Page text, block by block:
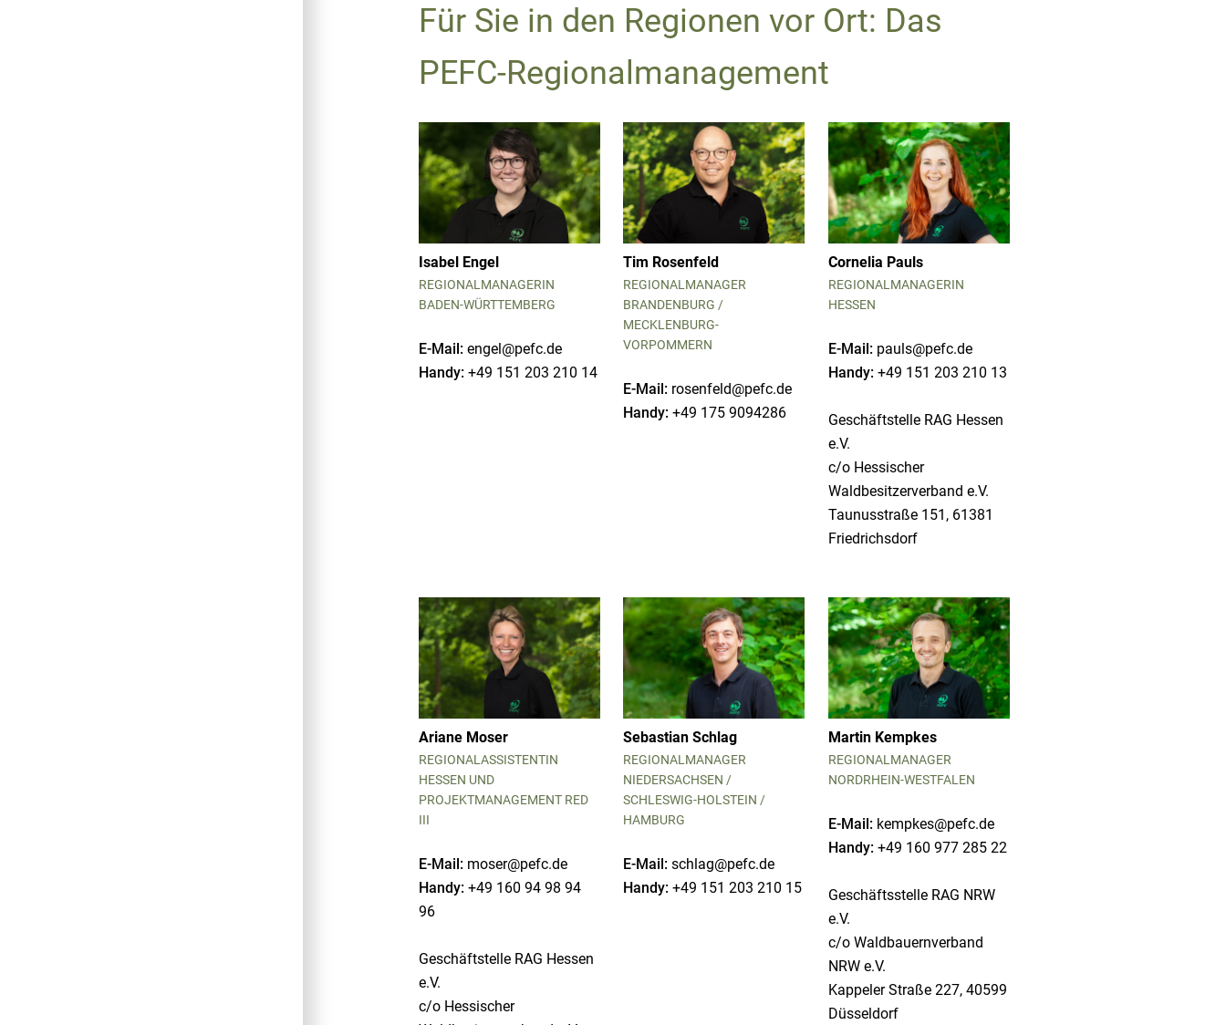
Für Sie in den Regionen vor Ort: Das
PEFC-Regionalmanagement
Isabel Engel
REGIONALMANAGERIN
BADEN-WÜRTTEMBERG
E-Mail: engel@pefc.de
Handy: +49 151 203 210 14
Tim Rosenfeld
REGIONALMANAGER
BRANDENBURG /
MECKLENBURG-
VORPOMMERN
E-Mail: rosenfeld@pefc.de
Handy: +49 175 9094286
Cornelia Pauls
REGIONALMANAGERIN
HESSEN
E-Mail: pauls@pefc.de
Handy: +49 151 203 210 13
Geschäftstelle RAG Hessen
e.V.
c/o Hessischer
Waldbesitzerverband e.V.
Taunusstraße 151, 61381
Friedrichsdorf
Ariane Moser
REGIONALASSISTENTIN
HESSEN UND
PROJEKTMANAGEMENT RED
III
E-Mail: moser@pefc.de
Handy: +49 160 94 98 94
96
Geschäftstelle RAG Hessen
e.V.
c/o Hessischer
Sebastian Schlag
REGIONALMANAGER
NIEDERSACHSEN /
SCHLESWIG-HOLSTEIN /
HAMBURG
E-Mail: schlag@pefc.de
Handy: +49 151 203 210 15
Martin Kempkes
REGIONALMANAGER
NORDRHEIN-WESTFALEN
E-Mail: kempkes@pefc.de
Handy: +49 160 977 285 22
Geschäftsstelle RAG NRW
e.V.
c/o Waldbauernverband
NRW e.V.
Kappeler Straße 227, 40599
Düsseldorf